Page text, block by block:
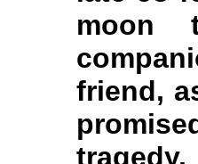
moon
friend,